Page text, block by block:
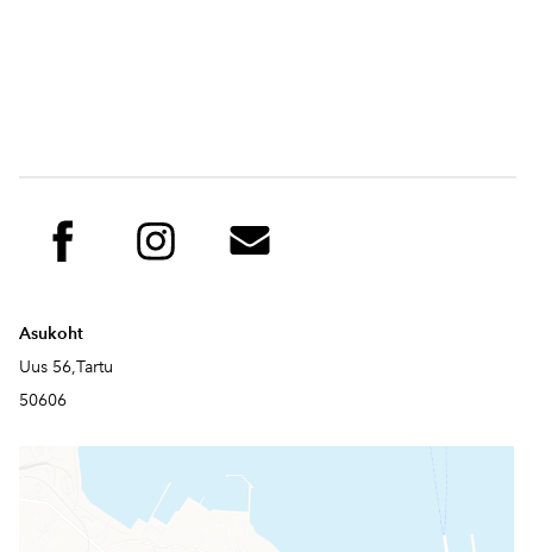
Asukoht
Uus 56,Tartu
50606